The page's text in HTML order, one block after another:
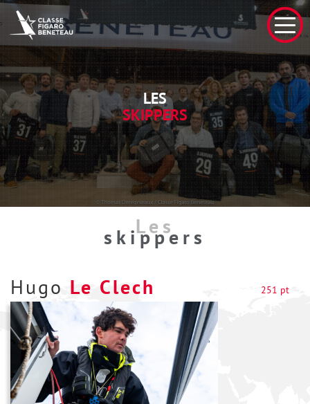
LES
SKIPPERS
Les
skippers
Hugo Le Clech 251 pt